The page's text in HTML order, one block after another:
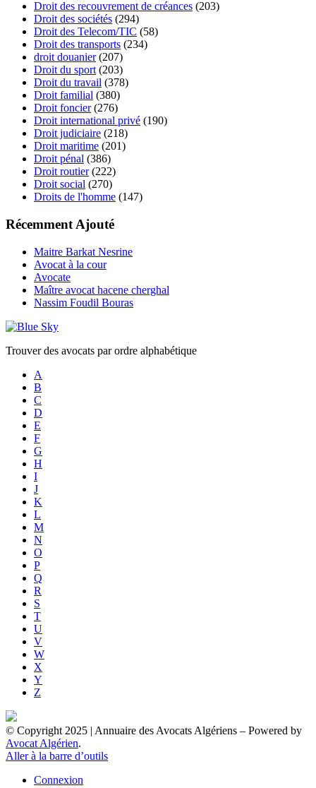
Droit des recouvrement de créances (203)
Droit des sociétés (294)
Droit des Telecom/TIC (58)
Droit des transports (234)
droit douanier(207)
Droit du sport (203)
Droit du travail (378)
Droit familial (380)
Droit foncier(276)
Droit international privé (190)
Droit judiciaire (218)
Droit maritime (201)
Droit pénal (386)
Droit routier(222)
Droit social (270)
Droits de l'homme (147)
Récemment Ajouté
Maitre Barkat Nesrine
Avocat à la cour
Avocate
Maître avocat hacene cherghal
Nassim Foudil Bouras
Trouver des avocats par ordre alphabétique
A
B
C
D
E
F
G
H
I
J
K
L
M
N
O
P
Q
R
S
T
U
V
W
X
Y
Z
© Copyright 2025 | Annuaire des Avocats Algériens – Powered by
Avocat Algérien.
Aller à la barre d’outils
Connexion